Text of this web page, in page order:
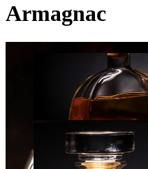
Armagnac